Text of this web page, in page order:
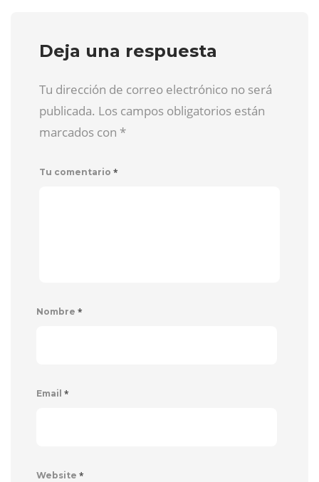
Deja una respuesta
Tu dirección de correo electrónico no será
publicada. Los campos obligatorios están
marcados con *
Tu comentario *
Nombre *
Email *
Website *